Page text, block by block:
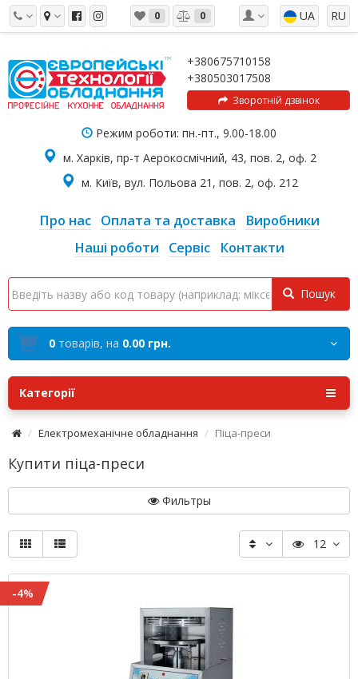
RU
UA
0 0
+380675710158
+380503017508
Зворотній дзвінок
Режим роботи: пн.-пт., 9.00-18.00
м. Харків, пр-т Аерокосмічний, 43, пов. 2, оф. 2
м. Київ, вул. Польова 21, пов. 2, оф. 212
Про нас Оплата та доставка
Виробники
Наші роботи
Сервіс Контакти
Пошук
0 товарів, на 0.00 грн.
Категорії
Електромеханічне обладнання Піца-преси
Купити піца-преси
Фильтры
12
-4%